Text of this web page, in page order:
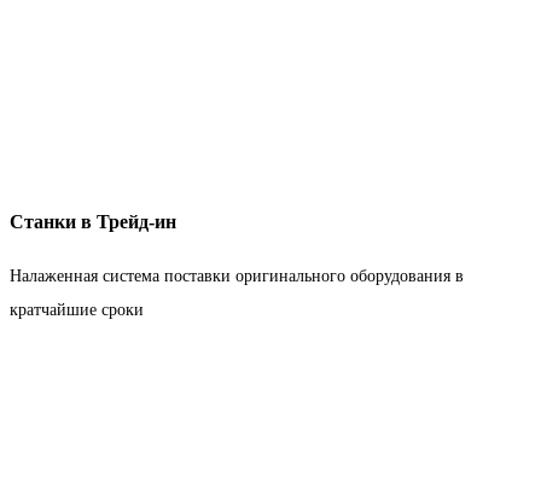
Станки в Трейд-ин
Налаженная система поставки оригинального оборудования в
кратчайшие сроки